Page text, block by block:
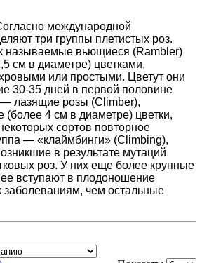
международной
три группы плетистых роз.
называемые вьющиеся (Rambler)
см в диаметре) цветками,
или простыми. Цветут они
30-35 дней в первой половине
— лазящие розы (Climber),
(более 4 см в диаметре) цветки,
сортов повторное
— «клаймбинги» (Climbing),
в результате мутаций
роз. У них еще более крупные
вступают в плодоношение
заболеваниям, чем остальные